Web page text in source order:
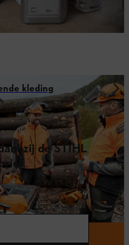
kleding
de STIHL